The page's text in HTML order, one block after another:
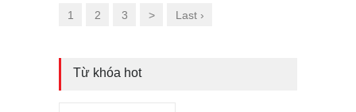
1 2 3 > Last ›
Từ khóa hot